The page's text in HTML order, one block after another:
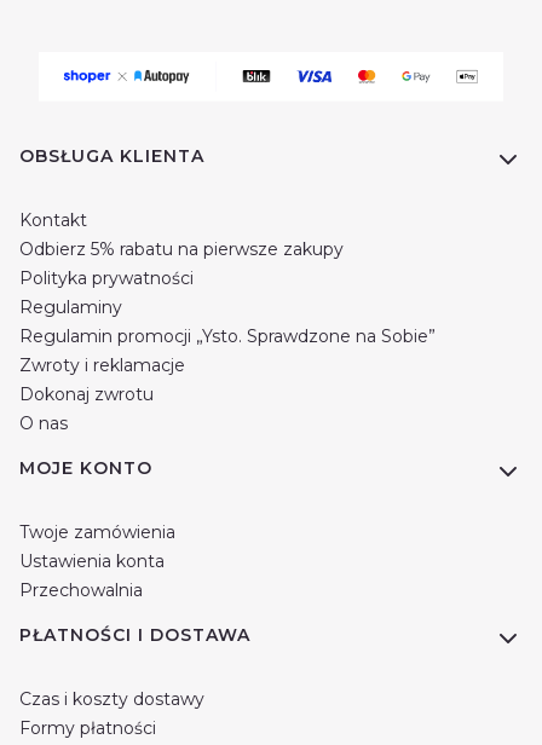
Linki w stopce
OBSŁUGA KLIENTA
Kontakt
Odbierz 5% rabatu na pierwsze zakupy
Polityka prywatności
Regulaminy
Regulamin promocji „Ysto. Sprawdzone na Sobie”
Zwroty i reklamacje
Dokonaj zwrotu
O nas
MOJE KONTO
Twoje zamówienia
Ustawienia konta
Przechowalnia
PŁATNOŚCI I DOSTAWA
Czas i koszty dostawy
Formy płatności